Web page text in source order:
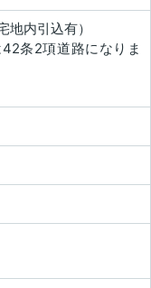
地内引込有）
条2項道路になりま